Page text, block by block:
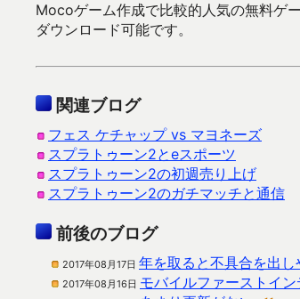
Mocoゲーム作成で比較的人気の無料ゲ
ダウンロード可能です。
関連ブログ
フェス ケチャップ vs マヨネーズ
スプラトゥーン2とeスポーツ
スプラトゥーン2の初週売り上げ
スプラトゥーン2のガチマッチと通信
前後のブログ
2017年08月17日 年を取ると不具合を出し
2017年08月16日 モバイルファーストイン